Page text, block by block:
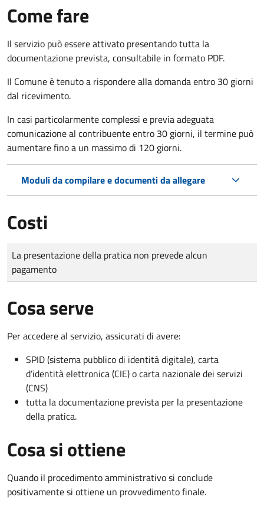
Come fare
Il servizio può essere attivato presentando tutta la
documentazione prevista, consultabile in formato PDF.
Il Comune è tenuto a rispondere alla domanda entro 30 giorni
dal ricevimento.
In casi particolarmente complessi e previa adeguata
comunicazione al contribuente entro 30 giorni, il termine può
aumentare fino a un massimo di 120 giorni.
Moduli da compilare e documenti da allegare
Costi
Tipo di pagamento
Importo
La presentazione della pratica non prevede alcun
pagamento
Cosa serve
Per accedere al servizio, assicurati di avere:
SPID (sistema pubblico di identità digitale), carta
d’identità elettronica (CIE) o carta nazionale dei servizi
(CNS)
tutta la documentazione prevista per la presentazione
della pratica.
Cosa si ottiene
Quando il procedimento amministrativo si conclude
positivamente si ottiene un provvedimento finale.